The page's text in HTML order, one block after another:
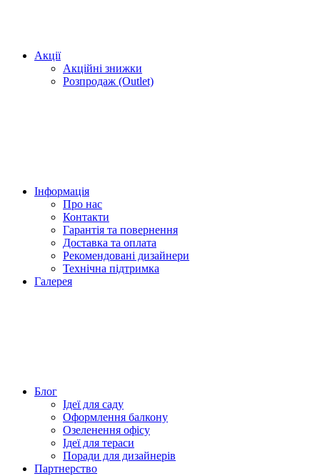
Акції
Акційні знижки
Розпродаж (Outlet)
Інформація
Про нас
Контакти
Гарантія та повернення
Доставка та оплата
Рекомендовані дизайнери
Технічна підтримка
Галерея
Блог
Ідеї для саду
Оформлення балкону
Озеленення офісу
Ідеї для тераси
Поради для дизайнерів
Партнерство